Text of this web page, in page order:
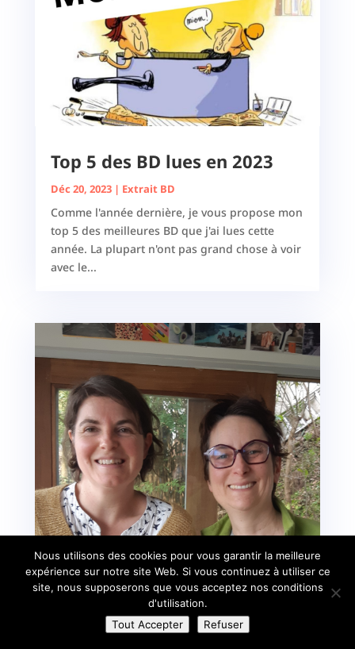
Top 5 des BD lues en 2023
Déc 20, 2023| Extrait BD
Comme l'année dernière, je vous propose mon
top 5 des meilleures BD que j'ai lues cette
année. La plupart n'ont pas grand chose à voir
avec le...
Nous utilisons des cookies pour vous garantir la meilleure
expérience sur notre site Web. Si vous continuez à utiliser ce
site, nous supposerons que vous acceptez nos conditions
d'utilisation.
Tout Accepter
Refuser